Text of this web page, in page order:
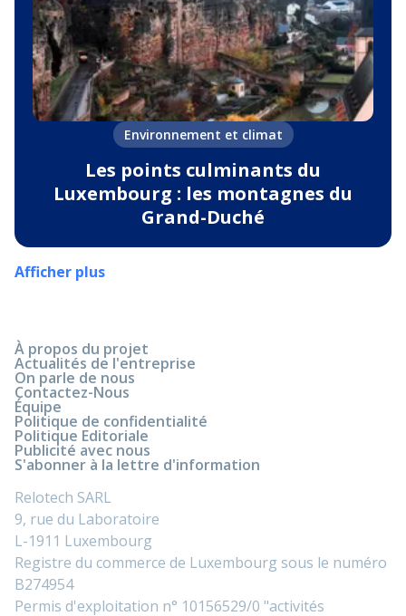
Environnement et climat
Les points culminants du
Luxembourg : les montagnes du
Grand-Duché
Afficher plus
À propos du projet
Actualités de l'entreprise
On parle de nous
Contactez-Nous
Équipe
Politique de confidentialité
Politique Editoriale
Publicité avec nous
S'abonner à la lettre d'information
Relotech SARL
9, rue du Laboratoire
L-1911 Luxembourg
Registre du commerce de Luxembourg sous le numéro
B274954
Permis d'exploitation n° 10156529/0 "activités